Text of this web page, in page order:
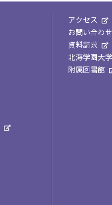
アクセス
お問い合わせ
資料請求
北海学園大学
附属図書館